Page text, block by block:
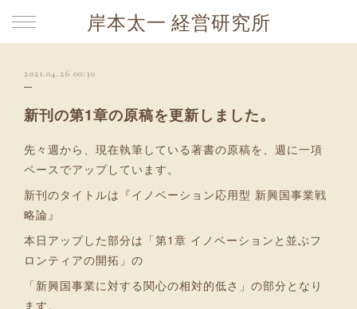
岸本太一 経営研究所
2021.04.26 00:30
新刊の第1章の原稿を更新しました。
先々週から、現在執筆している著書の原稿を、週に一項
ペースでアップしています。
新刊のタイトルは『イノベーション応用型 新興国事業戦
略論』
本日アップした部分は「第1章 イノベーションと並ぶフ
ロンティアの開拓」の
「新興国事業に対する関心の相対的低さ」の部分となり
ます。